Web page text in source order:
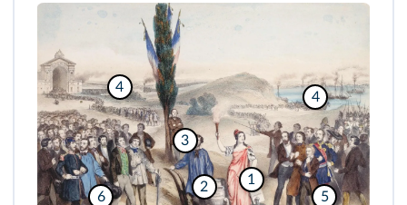
1
2
3
4
4
5
6